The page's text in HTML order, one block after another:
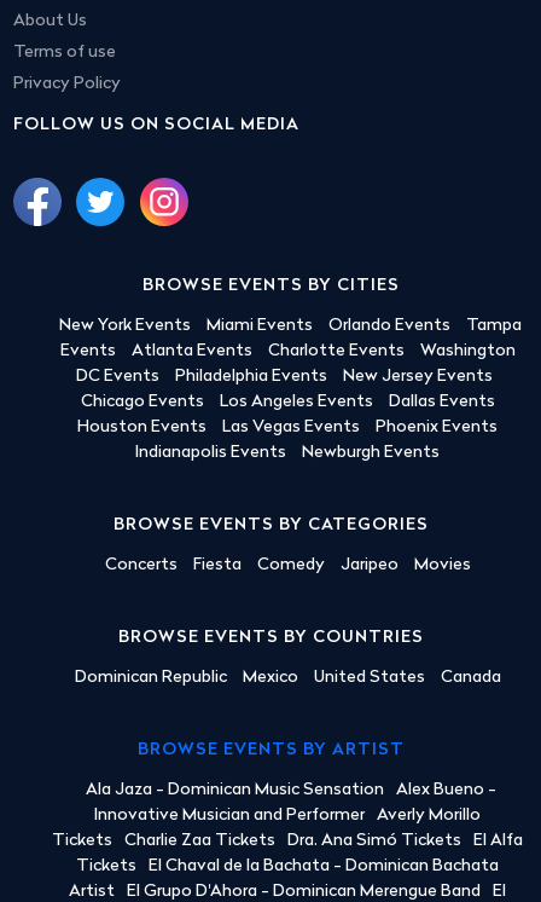
About Us
Terms of use
Privacy Policy
FOLLOW US ON SOCIAL MEDIA
BROWSE EVENTS BY CITIES
New York Events Miami Events Orlando Events
Tampa
Events
Atlanta Events Charlotte Events
Washington
DC Events
Philadelphia Events
New Jersey Events
Chicago Events
Los Angeles Events
Dallas Events
Houston Events
Las Vegas Events
Phoenix Events
Indianapolis Events
Newburgh Events
BROWSE EVENTS BY CATEGORIES
Concerts Fiesta Comedy Jaripeo Movies
BROWSE EVENTS BY COUNTRIES
Dominican Republic Mexico United States Canada
BROWSE EVENTS BY ARTIST
Ala Jaza - Dominican Music Sensation
Alex Bueno -
Innovative Musician and Performer
Averly Morillo
Tickets
Charlie Zaa Tickets Dra. Ana Simó Tickets
El Alfa
Tickets
El Chaval de la Bachata - Dominican Bachata
Artist
El Grupo D'Ahora - Dominican Merengue Band El